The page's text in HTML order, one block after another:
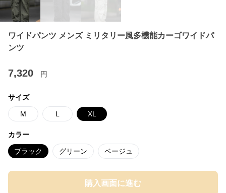
ワイドパンツ メンズ ミリタリー風多機能カーゴワイドパ
ンツ
7,320 円
サイズ
M L XL
カラー
ブラック グリーン ベージュ
購入画面に進む